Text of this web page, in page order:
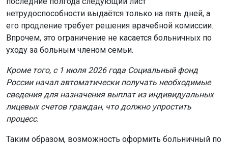
нетрудоспособности выдаётся только на пять дней, а
его продление требует решения врачебной комиссии.
Впрочем, это ограничение не касается больничных по
уходу за больным членом семьи.
Кроме того, с 1 июля 2026 года Социальный фонд
России начал автоматически получать необходимые
сведения для назначения выплат из индивидуальных
лицевых счетов граждан, что должно упростить
процесс.
Таким образом, возможность оформить больничный по